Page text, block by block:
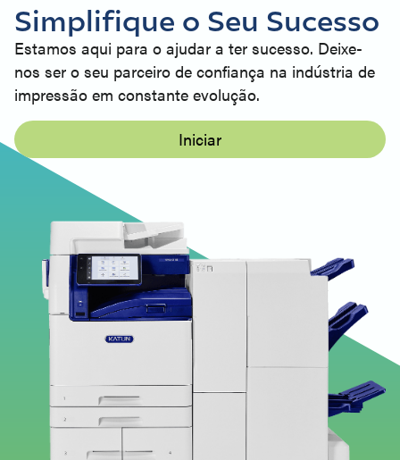
Simplifique o Seu Sucesso
Estamos aqui para o ajudar a ter sucesso. Deixe-
nos ser o seu parceiro de confiança na indústria de
impressão em constante evolução.
Iniciar